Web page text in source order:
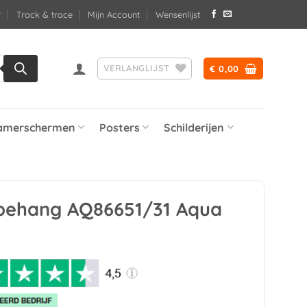
Track & trace Mijn Account Wensenlijst
VERLANGLIJST € 0,00
Posters Schilderijen
AQ86651/31 Aqua